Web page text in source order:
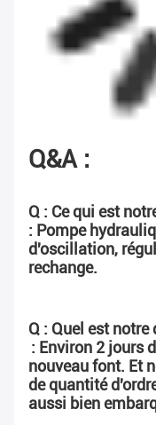
Q&A :
Q : Ce qui est
: Pompe
d'oscillation,
rechange.
Q : Quel est
: Environ 2 jours
nouveau font. Et
de quantité
aussi bien